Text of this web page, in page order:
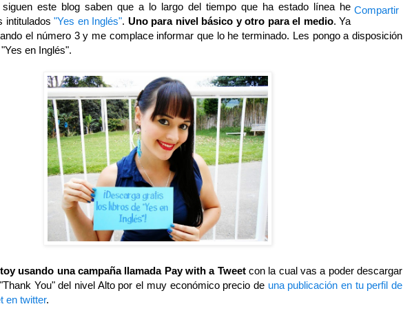
Compartir
este blog saben que a lo largo del tiempo que ha estado línea he
intitulados "Yes en Inglés". Uno para nivel básico y otro para el medio. Ya
el número 3 y me complace informar que lo he terminado. Les pongo a disposición
en Inglés".
usando una campaña llamada Pay with a Tweetcon la cual vas a poder descargar
You" del nivel Alto por el muy económico precio de una publicación en tu perfil de
en twitter.